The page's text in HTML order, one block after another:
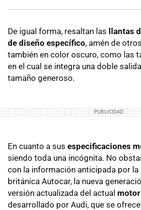
De igual forma, resaltan las llantas
de diseño específico, amén de
también en color oscuro, como las
en el cual se integra una doble
tamaño generoso.
En cuanto a sus especificaciones
siendo toda una incógnita. No
con la información anticipada por
británica Autocar, la nueva
versión actualizada del actual motor
desarrollado por Audi, que se